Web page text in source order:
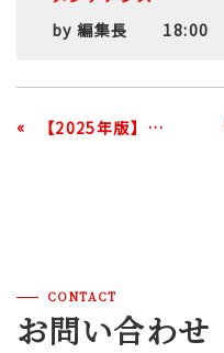
by編集長 18:00
« 【2025年版】岩手・奥州市のスタッドレスタイヤ交換時期はいつ？プロが教える失敗しない冬準備
お問い合わせ
CONTACT